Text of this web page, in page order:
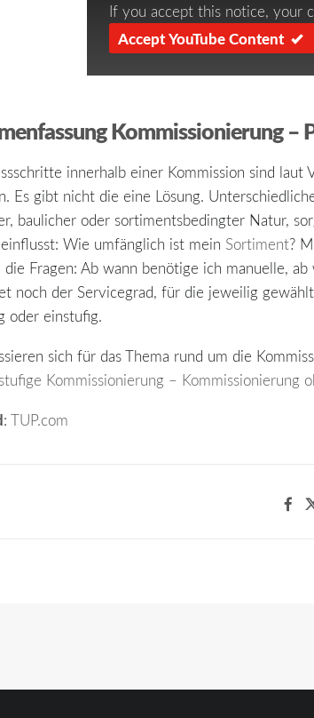
If you accept this notice, your
Accept YouTube Content
Kommissionierung –
innerhalb einer Kommission sind
Es gibt nicht die eine Lösung.
baulicher oder sortimentsbedingter Natur,
Wie umfänglich ist mein Sortiment?
Fragen: Ab wann benötige ich manuelle,
noch der Servicegrad, für die jeweilig
oder einstufig.
sich für das Thema rund um die
Kommissionierung – Kommissionierung
: TUP.com